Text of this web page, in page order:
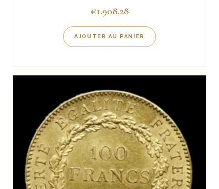
€1.908,28
AJOUTER AU PANIER